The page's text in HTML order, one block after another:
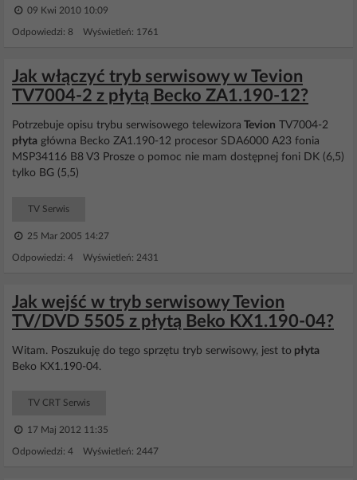
09 Kwi 2010 10:09
Odpowiedzi: 8 Wyświetleń: 1761
Jak włączyć tryb serwisowy w Tevion
TV7004-2 z płytą Becko ZA1.190-12?
Potrzebuje opisu trybu serwisowego telewizora Tevion TV7004-2
płyta główna Becko ZA1.190-12 procesor SDA6000 A23 fonia
MSP34116 B8 V3 Prosze o pomoc nie mam dostępnej foni DK (6,5)
tylko BG (5,5)
TV Serwis
25 Mar 2005 14:27
Odpowiedzi: 4 Wyświetleń: 2431
Jak wejść w tryb serwisowy Tevion
TV/DVD 5505 z płytą Beko KX1.190-04?
Witam. Poszukuję do tego sprzętu tryb serwisowy, jest to płyta
Beko KX1.190-04.
TV CRT Serwis
17 Maj 2012 11:35
Odpowiedzi: 4 Wyświetleń: 2447